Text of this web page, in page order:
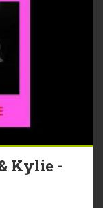
Kylie -